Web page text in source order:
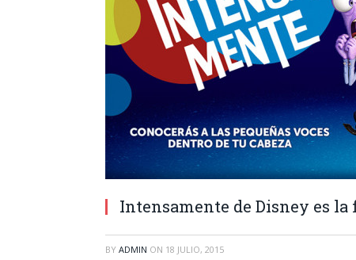
Intensamente de Disney es
BY ADMIN ON 18 JULIO, 2015